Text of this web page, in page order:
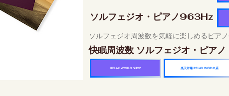
ソルフェジオ・ピアノ963Hz
ソルフェジオ周波数を気軽に楽しめるピア
快眠周波数 ソルフェジオ・ピア
RELAX WORLD SHOP 楽天市場 RELAX WORLD店